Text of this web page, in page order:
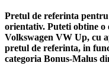
Pretul de referinta
orientativ. Puteti obtine
Volkswagen VW Up, cu
pretul de referinta, in
categoria Bonus-Malus